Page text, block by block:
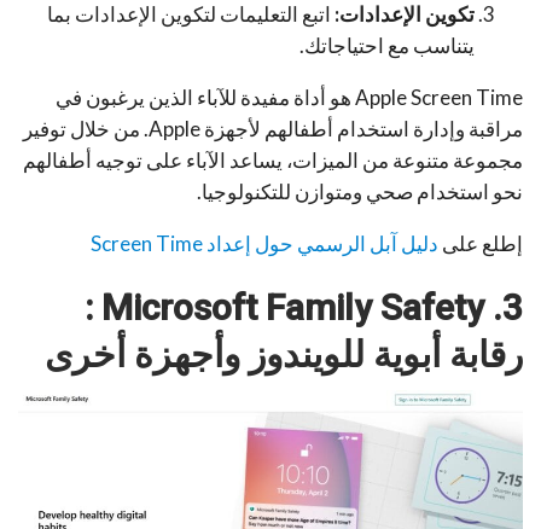
تكوين الإعدادات: اتبع التعليمات لتكوين الإعدادات بما
يتناسب مع احتياجاتك.
Apple Screen Time هو أداة مفيدة للآباء الذين يرغبون في
مراقبة وإدارة استخدام أطفالهم لأجهزة Apple. من خلال توفير
مجموعة متنوعة من الميزات، يساعد الآباء على توجيه أطفالهم
نحو استخدام صحي ومتوازن للتكنولوجيا.
إطلع على دليل آبل الرسمي حول إعداد Screen Time
3. Microsoft Family Safety :
رقابة أبوية للويندوز وأجهزة أخرى